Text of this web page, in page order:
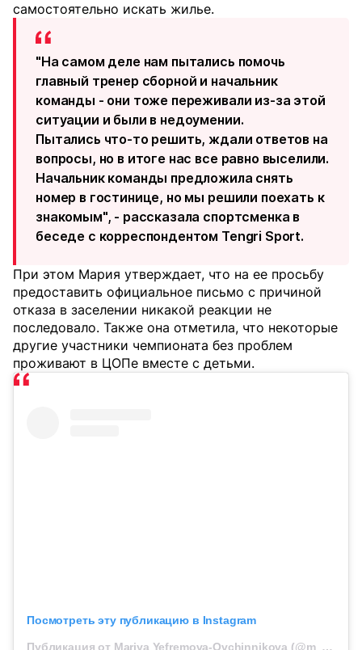
самостоятельно искать жилье.
"На самом деле нам пытались помочь
главный тренер сборной и начальник
команды - они тоже переживали из-за этой
ситуации и были в недоумении.
Пытались что-то решить, ждали ответов на
вопросы, но в итоге нас все равно выселили.
Начальник команды предложила снять
номер в гостинице, но мы решили поехать к
знакомым", - рассказала спортсменка в
беседе с корреспондентом Tengri Sport.
При этом Мария утверждает, что на ее просьбу
предоставить официальное письмо с причиной
отказа в заселении никакой реакции не
последовало. Также она отметила, что некоторые
другие участники чемпионата без проблем
проживают в ЦОПе вместе с детьми.
Посмотреть эту публикацию в Instagram
Публикация от Mariya Yefremova-Ovchinnikova (@m_yefremova19)